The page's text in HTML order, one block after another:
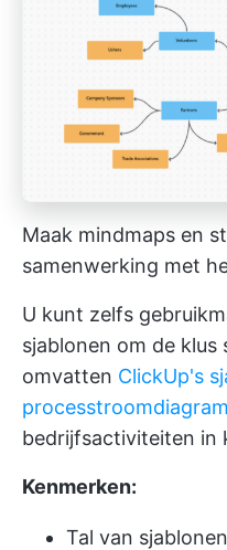
Maak mindmaps en
samenwerking met
U kunt zelfs
sjablonen om de klus
omvatten ClickUp's
bedrijfsactiviteiten in
Kenmerken:
Tal van